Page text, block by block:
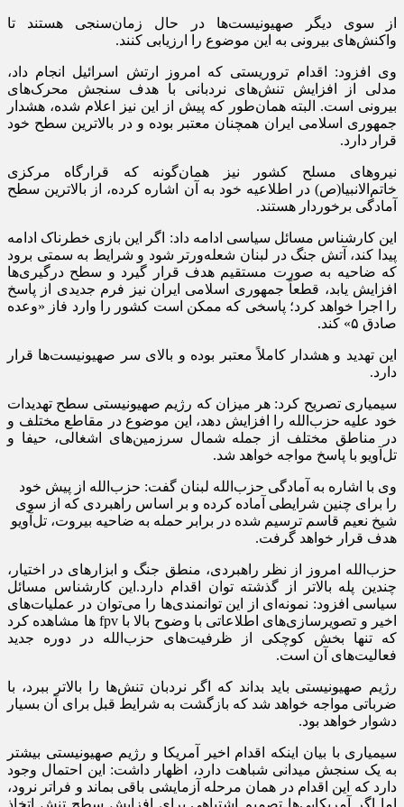
از سوی دیگر صهیونیست‌ها در حال زمان‌سنجی هستند تا
واکنش‌های بیرونی به این موضوع را ارزیابی کنند.
وی افزود: اقدام تروریستی که امروز ارتش اسرائیل انجام داد،
مدلی از افزایش تنش‌های نردبانی با هدف سنجش محرک‌های
بیرونی است. البته همان‌طور که پیش از این نیز اعلام شده، هشدار
جمهوری اسلامی ایران همچنان معتبر بوده و در بالاترین سطح خود
قرار دارد.
نیروهای مسلح کشور نیز همان‌گونه که قرارگاه مرکزی
خاتم‌الانبیا(ص) در اطلاعیه خود به آن اشاره کرده، از بالاترین سطح
آمادگی برخوردار هستند.
این کارشناس مسائل سیاسی ادامه داد: اگر این بازی خطرناک ادامه
پیدا کند، آتش جنگ در لبنان شعله‌ورتر شود و شرایط به سمتی برود
که ضاحیه به صورت مستقیم هدف قرار گیرد و سطح درگیری‌ها
افزایش یابد، قطعاً جمهوری اسلامی ایران نیز فرم جدیدی از پاسخ
را اجرا خواهد کرد؛ پاسخی که ممکن است کشور را وارد فاز «وعده
صادق ۵» کند.
این تهدید و هشدار کاملاً معتبر بوده و بالای سر صهیونیست‌ها قرار
دارد.
سیمیاری تصریح کرد: هر میزان که رژیم صهیونیستی سطح تهدیدات
خود علیه حزب‌الله را افزایش دهد، این موضوع در مقاطع مختلف و
در مناطق مختلف از جمله شمال سرزمین‌های اشغالی، حیفا و
تل‌آویو با پاسخ مواجه خواهد شد.
وی با اشاره به آمادگی حزب‌الله لبنان گفت: حزب‌الله از پیش خود
را برای چنین شرایطی آماده کرده و بر اساس راهبردی که از سوی
شیخ نعیم قاسم ترسیم شده در برابر حمله به ضاحیه بیروت، تل‌آویو
هدف قرار خواهد گرفت.
حزب‌الله امروز از نظر راهبردی، منطق جنگ و ابزارهای در اختیار،
چندین پله بالاتر از گذشته توان اقدام دارد.این کارشناس مسائل
سیاسی افزود: نمونه‌ای از این توانمندی‌ها را می‌توان در عملیات‌های
اخیر و تصویرسازی‌های اطلاعاتی با وضوح بالا با fpv ها مشاهده کرد
که تنها بخش کوچکی از ظرفیت‌های حزب‌الله در دوره جدید
فعالیت‌های آن است.
رژیم صهیونیستی باید بداند که اگر نردبان تنش‌ها را بالاتر ببرد، با
ضرباتی مواجه خواهد شد که بازگشت به شرایط قبل برای آن بسیار
دشوار خواهد بود.
سیمیاری با بیان اینکه اقدام اخیر آمریکا و رژیم صهیونیستی بیشتر
به یک سنجش میدانی شباهت دارد، اظهار داشت: این احتمال وجود
دارد که این اقدام در همان مرحله آزمایشی باقی بماند و فراتر نرود،
اما اگر آمریکایی‌ها تصمیم اشتباهی برای افزایش سطح تنش اتخاذ